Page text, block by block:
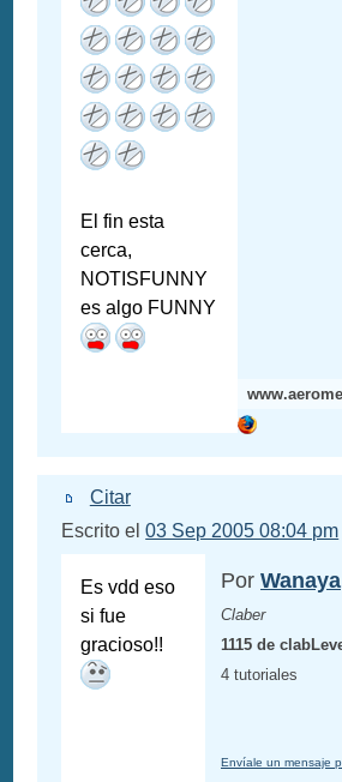
El fin esta
cerca,
NOTISFUNNY
es algo FUNNY
Citar
Escrito el03 Sep 2005 08:04 pm
Es vdd eso
si fue
gracioso!!
Por Wanaya
Claber
1115 de
4 tutoriales
Envíale un mensaje